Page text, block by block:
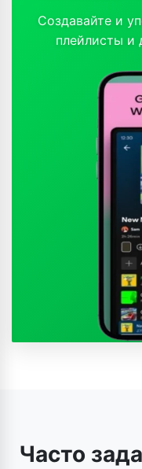
Создавайте и
плейлисты и
Часто